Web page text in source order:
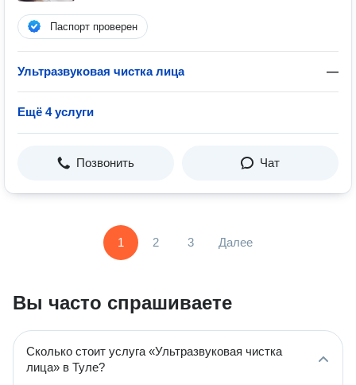
Паспорт проверен
Ультразвуковая чистка лица —
Ещё 4 услуги
Позвонить Чат
1 2 3 Далее
Вы часто спрашиваете
Сколько стоит услуга «Ультразвуковая чистка
лица» в Туле?